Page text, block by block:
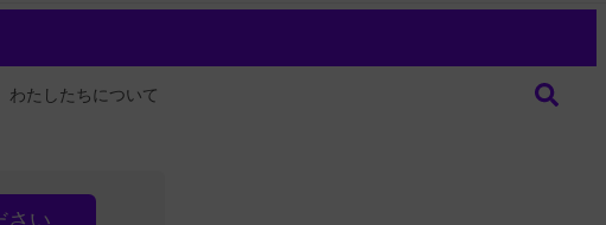
わたしたちについて
い。